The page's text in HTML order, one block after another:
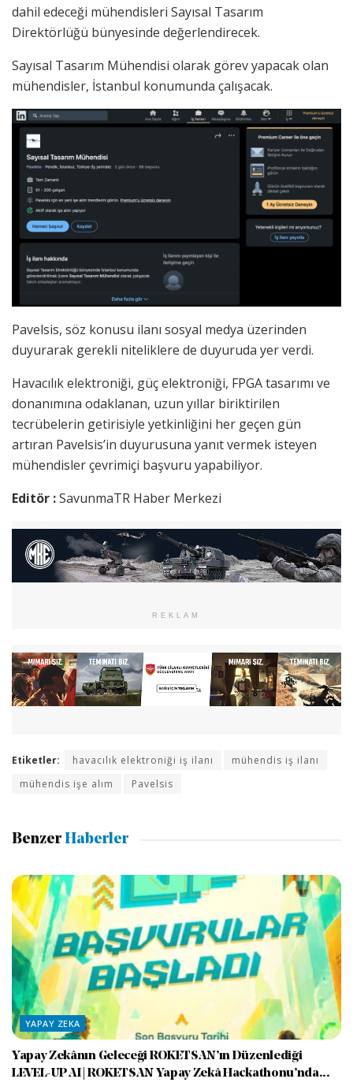
dahil edeceği mühendisleri Sayısal Tasarım
Direktörlüğü bünyesinde değerlendirecek.
Sayısal Tasarım Mühendisi olarak görev yapacak olan
mühendisler, İstanbul konumunda çalışacak.
Pavelsis, söz konusu ilanı sosyal medya üzerinden
duyurarak gerekli niteliklere de duyuruda yer verdi.
Havacılık elektroniği, güç elektroniği, FPGA tasarımı ve
donanımına odaklanan, uzun yıllar biriktirilen
tecrübelerin getirisiyle yetkinliğini her geçen gün
artıran Pavelsis’in duyurusuna yanıt vermek isteyen
mühendisler çevrimiçi başvuru yapabiliyor.
Editör :SavunmaTR Haber Merkezi
REKLAM
Etiketler: havacılık elektroniği iş ilanı
mühendis iş ilanı
mühendis işe alım
Pavelsis
Benzer Haberler
YAPAY ZEKA
Yapay Zekânın Geleceği ROKETSAN’ın Düzenlediği
LEVEL-UP AI | ROKETSAN Yapay Zekâ Hackathonu’nda...